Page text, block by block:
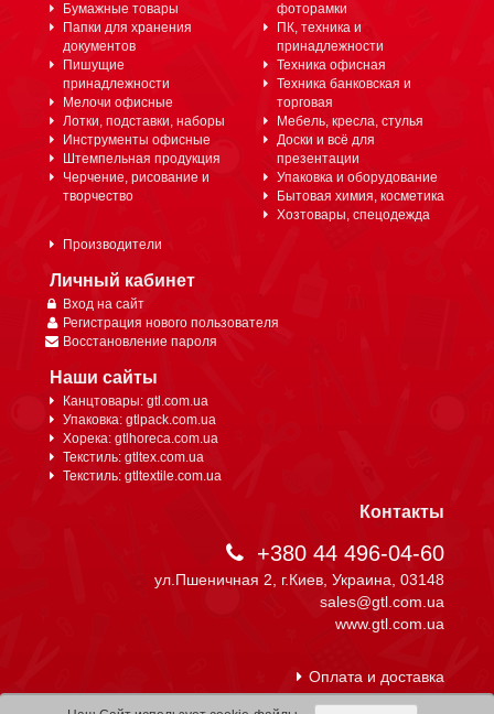
Бумажные товары
Папки для хранения
документов
Пишущие
принадлежности
Мелочи офисные
Лотки, подставки, наборы
Инструменты офисные
Штемпельная продукция
Черчение, рисование и
творчество
фоторамки
ПК, техника и
принадлежности
Техника офисная
Техника банковская и
торговая
Мебель, кресла, стулья
Доски и всё для
презентации
Упаковка и оборудование
Бытовая химия, косметика
Хозтовары, спецодежда
Производители
Личный кабинет
Вход на сайт
Регистрация нового пользователя
Восстановление пароля
Наши сайты
Канцтовары: gtl.com.ua
Упаковка: gtlpack.com.ua
Хорека: gtlhoreca.com.ua
Текстиль: gtltex.com.ua
Текстиль: gtltextile.com.ua
Контакты
+380 44 496-04-60
ул.Пшеничная 2, г.Киев, Украина, 03148
sales@gtl.com.ua
www.gtl.com.ua
Оплата и доставка